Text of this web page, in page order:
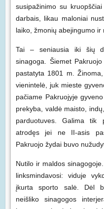
susipažinimo su
darbais, likau maloniai
laiko, žmonių abejingumo ir
Tai – seniausia iki šių
sinagoga. Šiemet
pastatyta 1801 m.
vienintelė, juk mieste
pačiame Pakruojyje
prekyba, valdė maisto,
parduotuves. Galima tik
atrodęs jei ne II-asis
Pakruojo žydai buvo
Nutilo ir maldos
linksmindavosi: viduje
įkurta sporto salė. Dėl
neišliko sinagogos